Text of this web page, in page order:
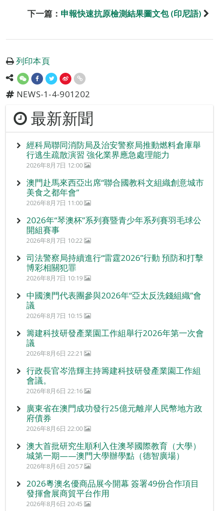
下一篇： 申報快速抗原檢測結果圖文包 (印尼語)
列印本頁
NEWS-1-4-901202
最新新聞
經科局聯同消防局及治安警察局推動燃料倉庫舉
行逃生疏散演習 強化業界應急處理能力
2026年8月7日 12:00
澳門赴馬來西亞出席“聯合國教科文組織創意城市
美食之都年會”
2026年8月7日 11:00
2026年“琴澳杯”系列賽暨青少年系列賽羽毛球公
開組賽事
2026年8月7日 10:22
司法警察局持續進行“雷霆2026”行動 預防和打擊
博彩相關犯罪
2026年8月7日 10:19
中國澳門代表團參與2026年“亞太反洗錢組織”會
議
2026年8月7日 10:15
籌建科技研發產業園工作組舉行2026年第一次會
議
2026年8月6日 22:21
行政長官岑浩輝主持籌建科技研發產業園工作組
會議。
2026年8月6日 22:16
廣東省在澳門成功發行25億元離岸人民幣地方政
府債券
2026年8月6日 22:00
澳大首批研究生順利入住澳琴國際教育（大學）
城第一期——澳門大學辦學點（德智廣場）
2026年8月6日 20:57
2026粵澳名優商品展今開幕 簽署49份合作項目
發揮會展商貿平台作用
2026年8月6日 20:45